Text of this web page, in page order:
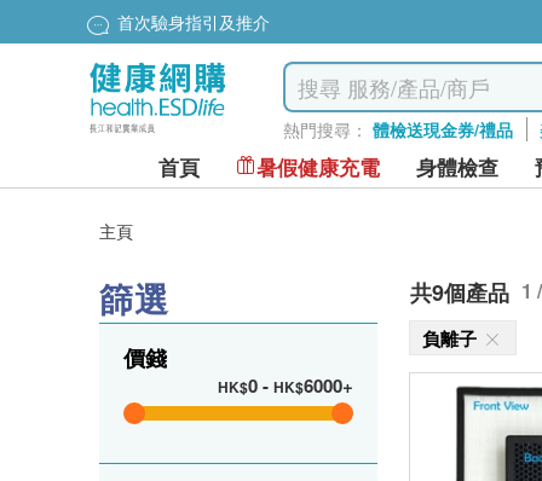
首次驗身指引及推介
熱門搜尋： 體檢送現金券/禮品
首頁 暑假健康充電 身體檢查
主頁
篩選
價錢
HK$0- HK$6000+
共9個產品 1
負離子